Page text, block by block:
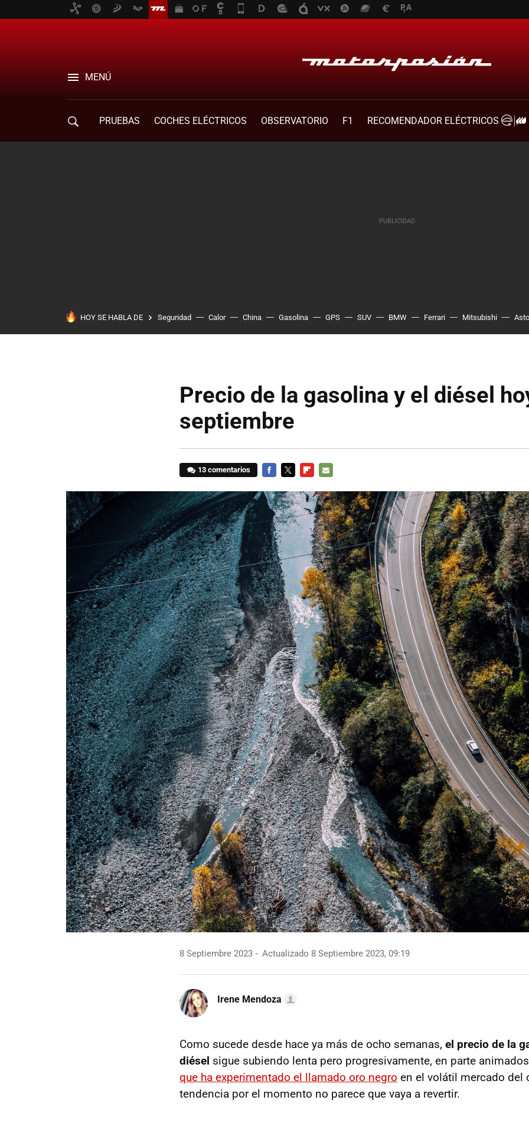
MENÚ
PRUEBAS COCHES ELÉCTRICOS OBSERVATORIO F1
RECOMENDADOR ELÉCTRICOS
HOY SE HABLA DE Seguridad Calor China Gasolina GPS SUV BMW Ferrari Mitsubishi
Precio de la gasolina y el diésel
septiembre
13 comentarios
MAIL
8 Septiembre 2023 Actualizado 8 Septiembre 2023, 09:19
Irene Mendoza
Como sucede desde hace ya más de ocho semanas, el precio de la
diésel sigue subiendo lenta pero progresivamente, en parte
que ha experimentado el llamado oro negro en el volátil mercado del
tendencia por el momento no parece que vaya a revertir.